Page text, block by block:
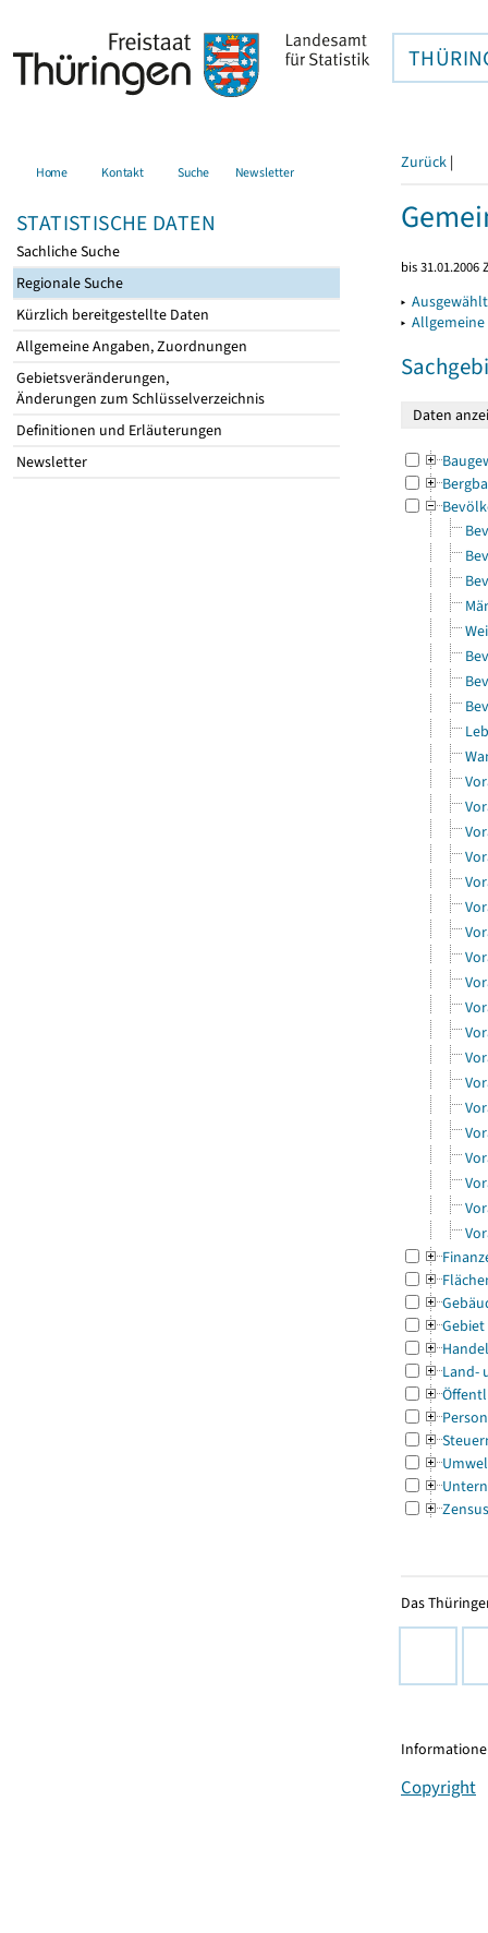
Home Kontakt Suche Newsletter
STATISTISCHE DATEN
Sachliche Suche
Regionale Suche
Kürzlich bereitgestellte Daten
Allgemeine Angaben, Zuordnungen
Gebietsveränderungen,
Änderungen zum Schlüsselverzeichnis
Definitionen und Erläuterungen
Newsletter
Zurück |
bis 31.01.2006
▸
▸
Gebiet
Land-
Zensus
Das
Copyright